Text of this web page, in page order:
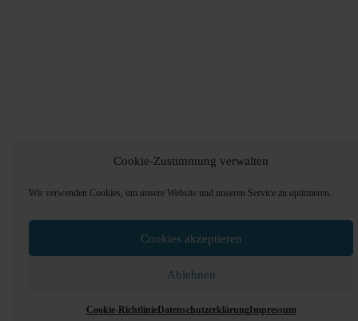
Cookie-Zustimmung verwalten
Wir verwenden Cookies, um unsere Website und unseren Service zu optimieren.
Cookies akzeptieren
Ablehnen
Cookie-RichtlinieDatenschutzerklärung Impressum